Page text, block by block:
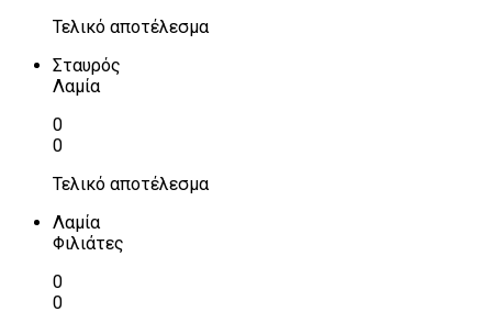
Τελικό αποτέλεσμα
Σταυρός
Λαμία
0
0
Τελικό αποτέλεσμα
Λαμία
Φιλιάτες
0
0